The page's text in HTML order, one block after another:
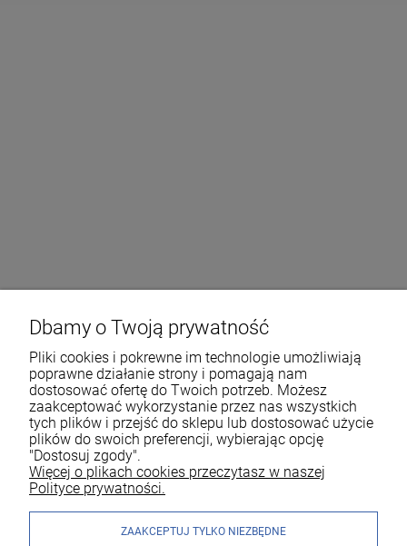
Dbamy o Twoją prywatność
Pliki cookies i pokrewne im technologie umożliwiają
poprawne działanie strony i pomagają nam
dostosować ofertę do Twoich potrzeb. Możesz
zaakceptować wykorzystanie przez nas wszystkich
tych plików i przejść do sklepu lub dostosować użycie
plików do swoich preferencji, wybierając opcję
"Dostosuj zgody".
Więcej o plikach cookies przeczytasz w naszej
Polityce prywatności.
ZAAKCEPTUJ TYLKO NIEZBĘDNE